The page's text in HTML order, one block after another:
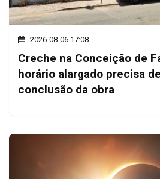
2026-08-06 17:08
Creche na Conceição de
horário alargado precisa
conclusão da obra